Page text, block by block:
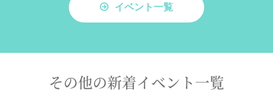
イベント一覧
その他の新着イベント一覧